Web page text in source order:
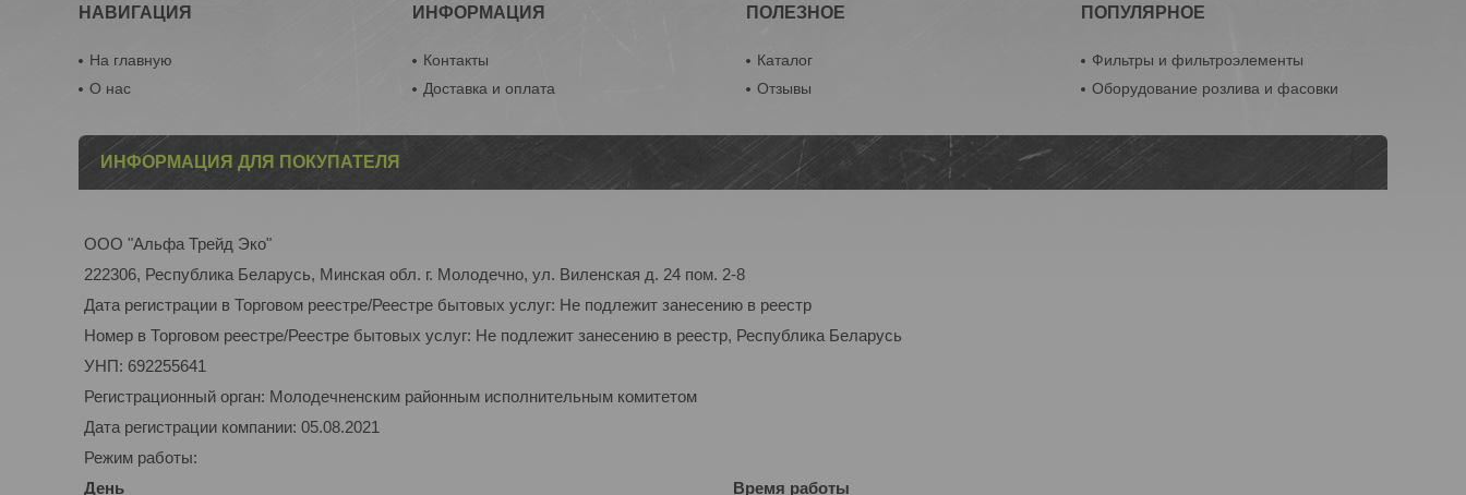
НАВИГАЦИЯ
На главную
О нас
ИНФОРМАЦИЯ
Контакты
Доставка и оплата
ПОЛЕЗНОЕ
Каталог
Отзывы
ПОПУЛЯРНОЕ
Фильтры и фильтроэлементы
Оборудование розлива и фасовки
ИНФОРМАЦИЯ ДЛЯ ПОКУПАТЕЛЯ
ООО "Альфа Трейд Эко"
222306, Республика Беларусь, Минская обл. г. Молодечно, ул. Виленская д. 24 пом. 2-8
Дата регистрации в Торговом реестре/Реестре бытовых услуг: Не подлежит занесению в реестр
Номер в Торговом реестре/Реестре бытовых услуг: Не подлежит занесению в реестр, Республика Беларусь
УНП: 692255641
Регистрационный орган: Молодечненским районным исполнительным комитетом
Дата регистрации компании: 05.08.2021
Режим работы:
День
Время работы